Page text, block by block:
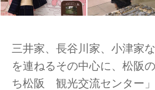
三井家、長谷川家、小津家
を連ねるその中心に、松阪
ち松阪 観光交流センター